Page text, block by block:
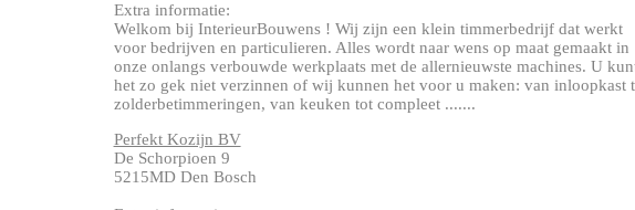
Extra informatie:
Welkom bij InterieurBouwens ! Wij zijn een klein timmerbedrijf dat werkt
voor bedrijven en particulieren. Alles wordt naar wens op maat gemaakt in
onze onlangs verbouwde werkplaats met de allernieuwste machines. U
het zo gek niet verzinnen of wij kunnen het voor u maken: van inloopkast
zolderbetimmeringen, van keuken tot compleet .......
Perfekt Kozijn BV
De Schorpioen 9
5215MD Den Bosch